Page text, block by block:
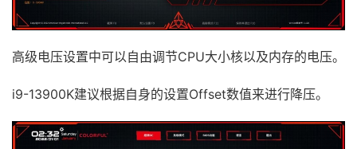
高级电压设置中可以自由调节CPU大小核以及内存的电压。
i9-13900K建议根据自身的设置Offset数值来进行降压。